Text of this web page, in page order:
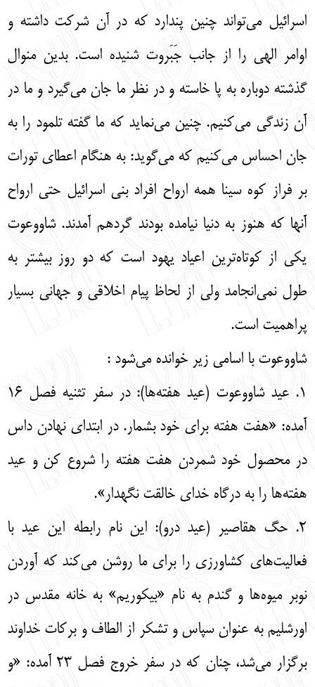
اسرائیل می‌تواند چنین پندارد که در آن شرکت داشته و
اوامر الهی را از جانب جَبَروت شنیده است. بدین منوال
گذشته دوباره به پا خاسته و در نظر ما جان می‌گیرد و ما در
آن زندگی می‌کنیم. چنین می‌نماید که ما گفته تلمود را به
جان احساس می‌کنیم که می‌گوید: به هنگام اعطای تورات
بر فراز کوه سینا همه ارواح افراد بنی اسرائیل حتی ارواح
آنها که هنوز به دنیا نیامده بودند گردهم آمدند. شاووعوت
یکی از کوتاه‌ترین اعیاد یهود است که دو روز بیشتر به
طول نمی‌انجامد ولی از لحاظ پیام اخلاقی و جهانی بسیار
پراهمیت است.
شاووعوت با اسامی زیر خوانده می‌شود :
1. عید شاووعوت (عید هفته‌ها): در سفر تثنیه فصل 16
آمده: «هفت هفته برای خود بشمار. در ابتدای نهادن داس
در محصول خود شمردن هفت هفته را شروع کن و عید
هفته‌ها را به درگاه خدای خالقت نگهدار».
2. حگ هقاصیر (عید درو): این نام رابطه این عید با
فعالیت‌های کشاورزی را برای ما روشن می‌کند که آوردن
نوبر میوه‌ها و گندم به نام «بیکوریم» به خانه مقدس در
اورشلیم به عنوان سپاس و تشکر از الطاف و برکات خداوند
برگزار می‌شد، چنان که در سفر خروج فصل 23 آمده: «و